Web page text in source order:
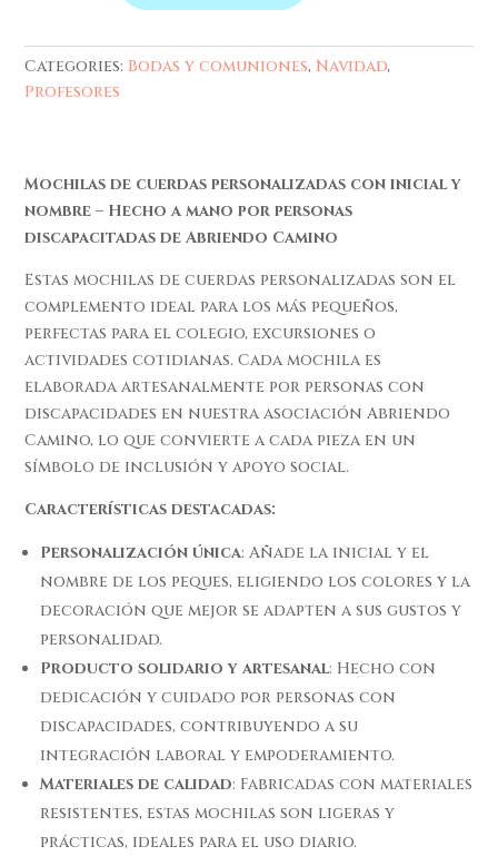
Categories: Bodas y comuniones, Navidad,
Profesores
Mochilas de cuerdas personalizadas con inicial y
nombre – Hecho a mano por personas
discapacitadas de Abriendo Camino
Estas mochilas de cuerdas personalizadas son el
complemento ideal para los más pequeños,
perfectas para el colegio, excursiones o
actividades cotidianas. Cada mochila es
elaborada artesanalmente por personas con
discapacidades en nuestra asociación Abriendo
Camino, lo que convierte a cada pieza en un
símbolo de inclusión y apoyo social.
Características destacadas:
Personalización única: Añade la inicial y el
nombre de los peques, eligiendo los colores y la
decoración que mejor se adapten a sus gustos y
personalidad.
Producto solidario y artesanal: Hecho con
dedicación y cuidado por personas con
discapacidades, contribuyendo a su
integración laboral y empoderamiento.
Materiales de calidad: Fabricadas con materiales
resistentes, estas mochilas son ligeras y
prácticas, ideales para el uso diario.